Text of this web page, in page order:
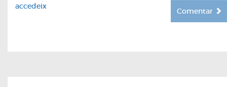
accedeix
Comentar